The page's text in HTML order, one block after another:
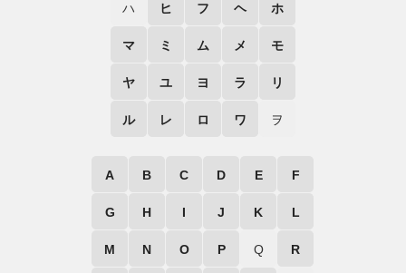
ハ ヒ フ ヘ ホ
マ ミ ム メ モ
ヤ ユ ヨ ラ リ
ル レ ロ ワ ヲ
A B C D E F
G H I J K L
M N O P Q R